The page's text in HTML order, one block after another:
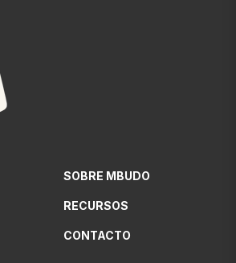
SOBRE MBUDO
RECURSOS
CONTACTO